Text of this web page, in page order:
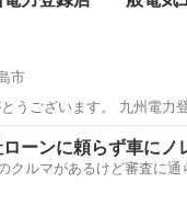
市
九州電力登録店なので一般住
（容量変更）の幹線張替
。安心安全施工で極力無駄
お気...
分電盤
ローンに頼らず車にノ
クルマがあるけど審査に通